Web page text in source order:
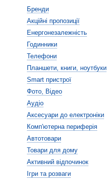
Бренди
Акційні пропозиції
Енергонезалежність
Годинники
Телефони
Планшети, книги, ноутбуки
Smart пристрої
Фото, Відео
Аудіо
Аксесуари до електроніки
Комп'ютерна периферія
Автотовари
Товари для дому
Активний відпочинок
Ігри та розваги